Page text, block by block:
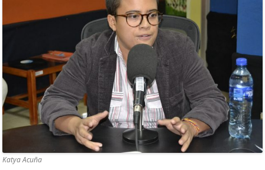
Katya Acuña